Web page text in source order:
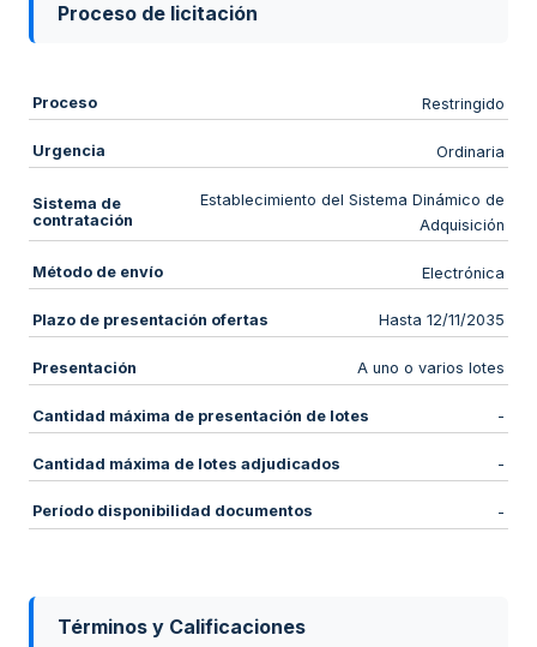
Proceso de licitación
Proceso Restringido
Urgencia Ordinaria
Sistema de
contratación
Establecimiento del Sistema Dinámico de
Adquisición
Método de envío Electrónica
Plazo de presentación ofertas Hasta 12/11/2035
Presentación A uno o varios lotes
Cantidad máxima de presentación de lotes -
Cantidad máxima de lotes adjudicados -
Período disponibilidad documentos -
Términos y Calificaciones